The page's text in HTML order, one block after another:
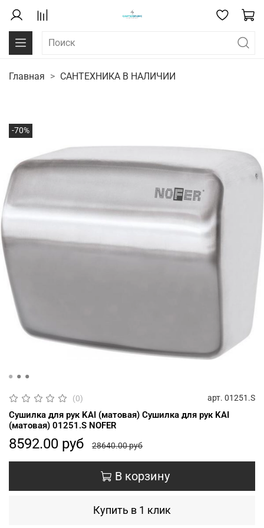
Главная САНТЕХНИКА В НАЛИЧИИ
-70%
(0) арт. 01251.S
Сушилка для рук KAI (матовая) Сушилка для рук KAI
(матовая) 01251.S NOFER
8592.00 руб 28640.00 руб
В корзину
Купить в 1 клик